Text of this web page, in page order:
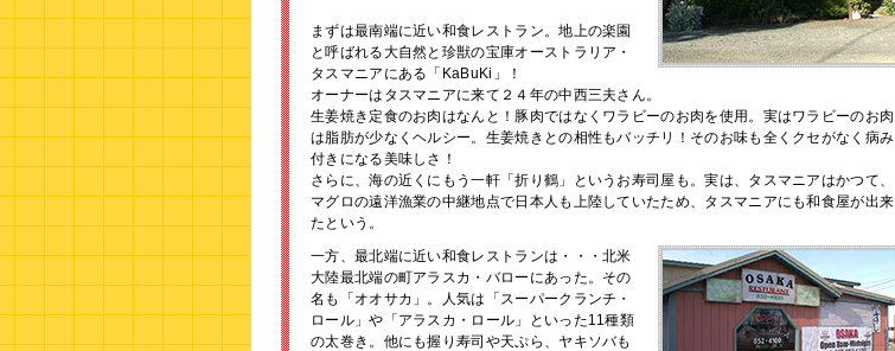
まずは最南端に近い和食レストラン。地上の楽園
と呼ばれる大自然と珍獣の宝庫オーストラリア・
タスマニアにある「KaBuKi」！
オーナーはタスマニアに来て２４年の中西三夫さん。
生姜焼き定食のお肉はなんと！豚肉ではなくワラビーのお肉を使用。実はワラビーのお肉
は脂肪が少なくヘルシー。生姜焼きとの相性もバッチリ！そのお味も全くクセがなく病み
付きになる美味しさ！
さらに、海の近くにもう一軒「折り鶴」というお寿司屋も。実は、タスマニアはかつて、
マグロの遠洋漁業の中継地点で日本人も上陸していたため、タスマニアにも和食屋が出来
たという。
一方、最北端に近い和食レストランは・・・北米
大陸最北端の町アラスカ・バローにあった。その
名も「オオサカ」。人気は「スーパークランチ・
ロール」や「アラスカ・ロール」といった11種類
の太巻き。他にも握り寿司や天ぷら、ヤキソバも